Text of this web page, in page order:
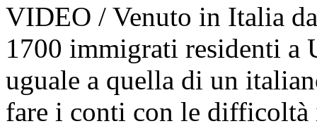
VIDEO / Venuto in Italia
1700 immigrati residenti a
uguale a quella di un
fare i conti con le difficoltà